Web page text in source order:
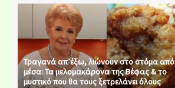
Τραγανά απ’έξω, λιώνουν στο στόμα από
μέσα: Τα μελομακάρονα της Βέφας & το
μυστικό που θα τους ξετρελάνει όλους